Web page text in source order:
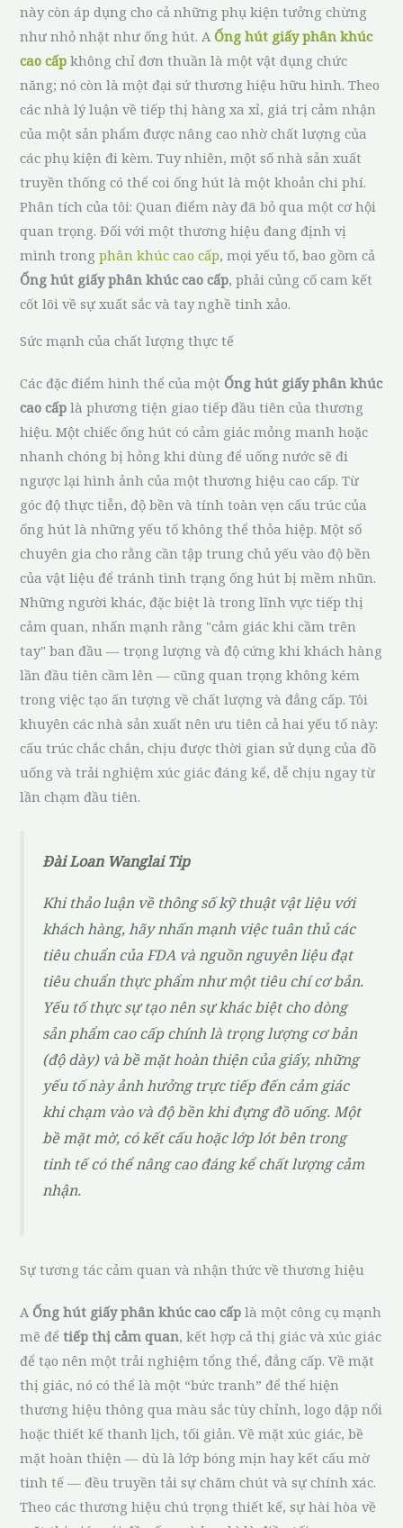
này còn áp dụng cho cả những phụ kiện tưởng chừng
như nhỏ nhặt như ống hút. AỐng hút giấy phân khúc
cao cấp không chỉ đơn thuần là một vật dụng chức
năng; nó còn là một đại sứ thương hiệu hữu hình. Theo
các nhà lý luận về tiếp thị hàng xa xỉ, giá trị cảm nhận
của một sản phẩm được nâng cao nhờ chất lượng của
các phụ kiện đi kèm. Tuy nhiên, một số nhà sản xuất
truyền thống có thể coi ống hút là một khoản chi phí.
Phân tích của tôi: Quan điểm này đã bỏ qua một cơ hội
quan trọng. Đối với một thương hiệu đang định vị
mình trongphân khúc cao cấp, mọi yếu tố, bao gồm cả
Ống hút giấy phân khúc cao cấp, phải củng cố cam kết
cốt lõi về sự xuất sắc và tay nghề tinh xảo.
Sức mạnh của chất lượng thực tế
Các đặc điểm hình thể của một Ống hút giấy phân khúc
cao cấp là phương tiện giao tiếp đầu tiên của thương
hiệu. Một chiếc ống hút có cảm giác mỏng manh hoặc
nhanh chóng bị hỏng khi dùng để uống nước sẽ đi
ngược lại hình ảnh của một thương hiệu cao cấp. Từ
góc độ thực tiễn, độ bền và tính toàn vẹn cấu trúc của
ống hút là những yếu tố không thể thỏa hiệp. Một số
chuyên gia cho rằng cần tập trung chủ yếu vào độ bền
của vật liệu để tránh tình trạng ống hút bị mềm nhũn.
Những người khác, đặc biệt là trong lĩnh vực tiếp thị
cảm quan, nhấn mạnh rằng "cảm giác khi cầm trên
tay" ban đầu — trọng lượng và độ cứng khi khách hàng
lần đầu tiên cầm lên — cũng quan trọng không kém
trong việc tạo ấn tượng về chất lượng và đẳng cấp. Tôi
khuyên các nhà sản xuất nên ưu tiên cả hai yếu tố này:
cấu trúc chắc chắn, chịu được thời gian sử dụng của đồ
uống và trải nghiệm xúc giác đáng kể, dễ chịu ngay từ
lần chạm đầu tiên.
Đài Loan Wanglai Tip
Khi thảo luận về thông số kỹ thuật vật liệu với
khách hàng, hãy nhấn mạnh việc tuân thủ các
tiêu chuẩn của FDA và nguồn nguyên liệu đạt
tiêu chuẩn thực phẩm như một tiêu chí cơ bản.
Yếu tố thực sự tạo nên sự khác biệt cho dòng
sản phẩm cao cấp chính là trọng lượng cơ bản
(độ dày) và bề mặt hoàn thiện của giấy, những
yếu tố này ảnh hưởng trực tiếp đến cảm giác
khi chạm vào và độ bền khi đựng đồ uống. Một
bề mặt mờ, có kết cấu hoặc lớp lót bên trong
tinh tế có thể nâng cao đáng kể chất lượng cảm
nhận.
Sự tương tác cảm quan và nhận thức về thương hiệu
A Ống hút giấy phân khúc cao cấp là một công cụ mạnh
mẽ đểtiếp thị cảm quan, kết hợp cả thị giác và xúc giác
để tạo nên một trải nghiệm tổng thể, đẳng cấp. Về mặt
thị giác, nó có thể là một “bức tranh” để thể hiện
thương hiệu thông qua màu sắc tùy chỉnh, logo dập nổi
hoặc thiết kế thanh lịch, tối giản. Về mặt xúc giác, bề
mặt hoàn thiện — dù là lớp bóng mịn hay kết cấu mờ
tinh tế — đều truyền tải sự chăm chút và sự chính xác.
Theo các thương hiệu chú trọng thiết kế, sự hài hòa về